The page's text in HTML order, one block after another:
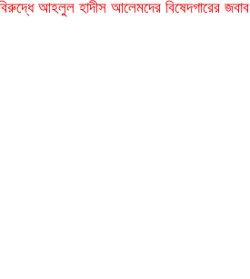
আহলুল হাদীস আলেমদের বিষেদগারের জবাব